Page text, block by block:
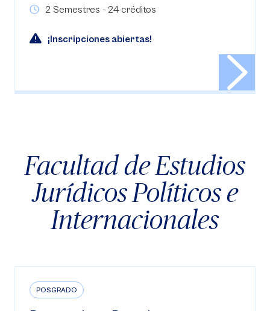
2 Semestres - 24 créditos
¡Inscripciones abiertas!
Facultad de Estudios
Jurídicos Políticos e
Internacionales
POSGRADO